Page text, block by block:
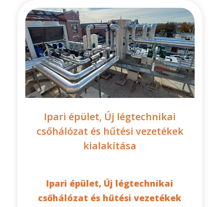
Ipari épület, Új légtechnikai
csőhálózat és hűtési vezetékek
kialakítása
Ipari épület, Új légtechnikai
csőhálózat és hűtési vezetékek